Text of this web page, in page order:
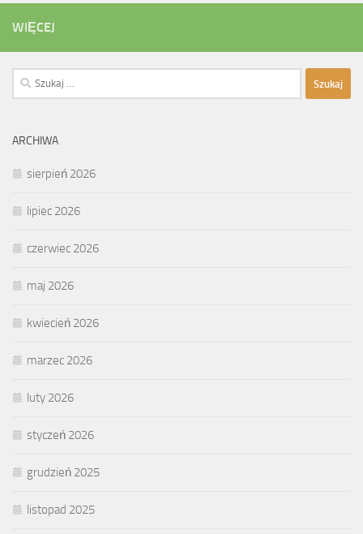
WIĘCEJ
Szukaj:
ARCHIWA
sierpień 2026
lipiec 2026
czerwiec 2026
maj 2026
kwiecień 2026
marzec 2026
luty 2026
styczeń 2026
grudzień 2025
listopad 2025